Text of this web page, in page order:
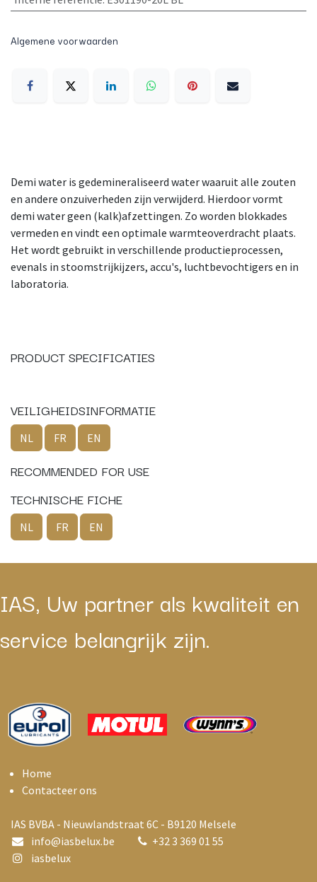
Algemene voorwaarden
Demi water is gedemineraliseerd water waaruit alle zouten
en andere onzuiverheden zijn verwijderd. Hierdoor vormt
demi water geen (kalk)afzettingen. Zo worden blokkades
vermeden en vindt een optimale warmteoverdracht plaats.
Het wordt gebruikt in verschillende productieprocessen,
evenals in stoomstrijkijzers, accu's, luchtbevochtigers en in
laboratoria.
PRODUCT SPECIFICATIES
VEILIGHEIDSINFORMATIE
NL FR EN
RECOMMENDED FOR USE
TECHNISCHE FICHE
NL FR EN
IAS, Uw partner als kwaliteit en
service belangrijk zijn.
Home
Contacteer ons
IAS BVBA - Nieuwlandstraat 6C - B9120 Melsele
info@iasbelux.be +32 3 369 01 55
iasbelux